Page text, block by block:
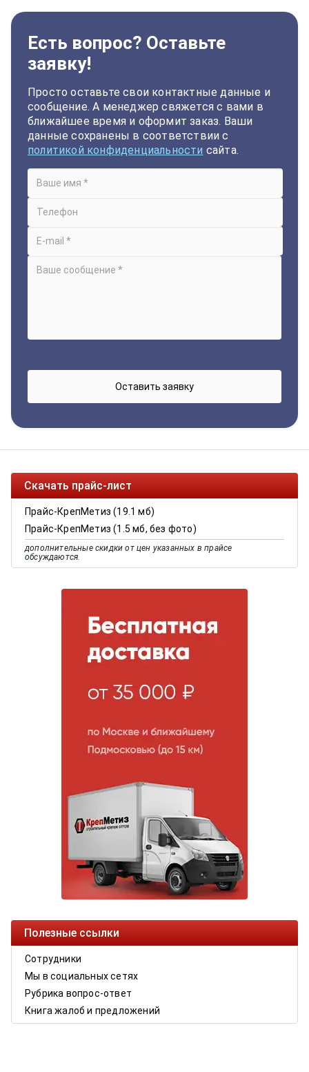
Есть вопрос? Оставьте
заявку!
Просто оставьте свои контактные данные и
сообщение. А менеджер свяжется с вами в
ближайшее время и оформит заказ. Ваши
данные сохранены в соответствии с
политикой конфиденциальности сайта.
Скачать прайс-лист
Прайс-КрепМетиз (19.1 мб)
Прайс-КрепМетиз (1.5 мб, без фото)
дополнительные скидки от цен указанных в прайсе
обсуждаются.
Полезные ссылки
Сотрудники
Мы в социальных сетях
Рубрика вопрос-ответ
Книга жалоб и предложений